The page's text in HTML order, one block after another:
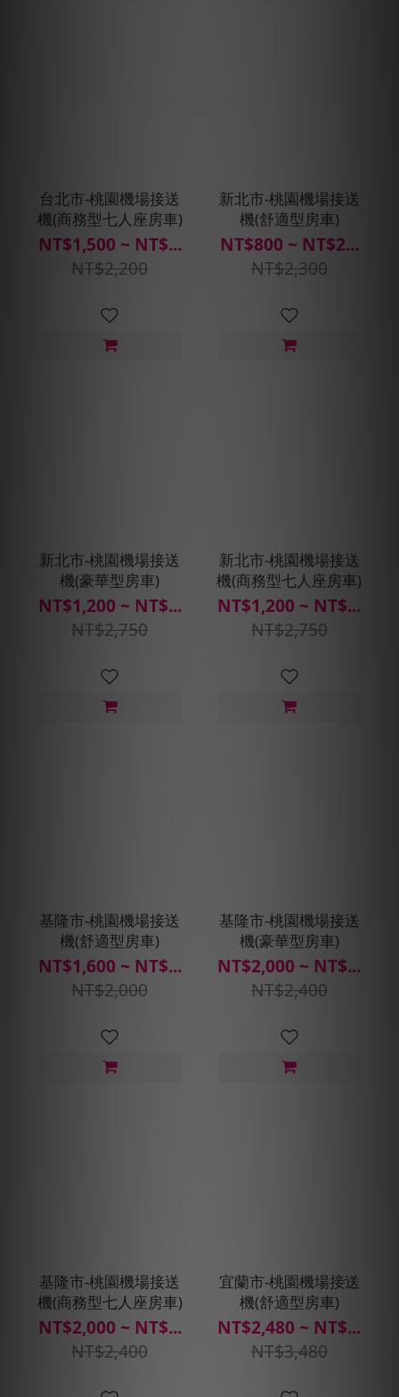
台北市-桃園機場接送
機(商務型七人座房車)
NT$1,500 ~ NT$...
NT$2,200
新北市-桃園機場接送
機(舒適型房車)
NT$800 ~ NT$2...
NT$2,300
新北市-桃園機場接送
機(豪華型房車)
NT$1,200 ~ NT$...
NT$2,750
新北市-桃園機場接送
機(商務型七人座房車)
NT$1,200 ~ NT$...
NT$2,750
基隆市-桃園機場接送
機(舒適型房車)
NT$1,600 ~ NT$...
NT$2,000
基隆市-桃園機場接送
機(豪華型房車)
NT$2,000 ~ NT$...
NT$2,400
基隆市-桃園機場接送
機(商務型七人座房車)
NT$2,000 ~ NT$...
NT$2,400
宜蘭市-桃園機場接送
機(舒適型房車)
NT$2,480 ~ NT$...
NT$3,480